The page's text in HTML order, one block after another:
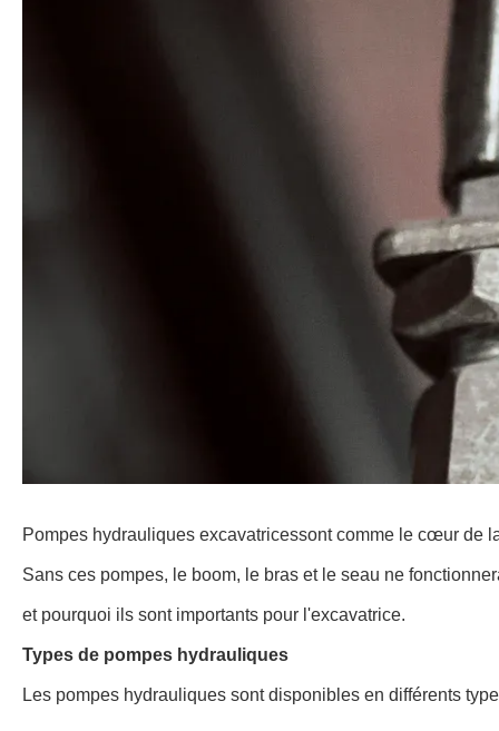
Pompes hydrauliques excavatricessont comme le cœur de
Sans ces pompes, le boom, le bras et le seau ne
et pourquoi ils sont importants pour l'excavatrice.
Types de pompes hydrauliques
Les pompes hydrauliques sont disponibles en différents